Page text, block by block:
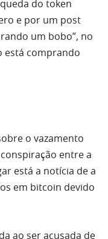
do token
e por um post
um bobo”, no
está comprando
o vazamento
entre a
está a notícia de a
em bitcoin devido
ao ser acusada de